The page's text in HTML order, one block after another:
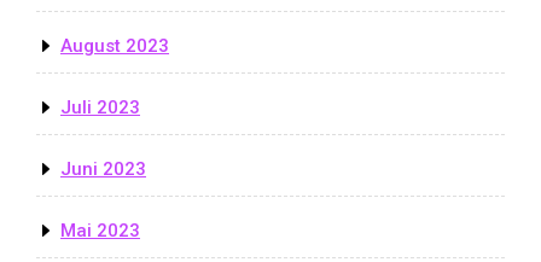
August 2023
Juli 2023
Juni 2023
Mai 2023